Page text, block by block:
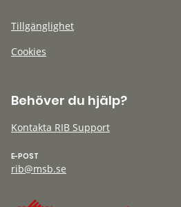
Tillgänglighet
Cookies
Behöver du hjälp?
Kontakta RIB Support
E-POST
rib@msb.se